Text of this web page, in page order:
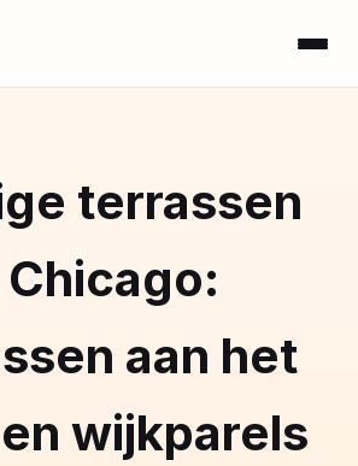
terrassen
Chicago:
aan het
wijkparels